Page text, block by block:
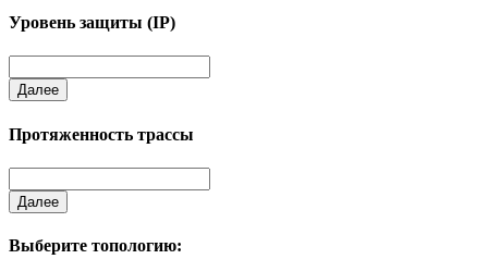
Уровень защиты (IP)
Далее
Протяженность трассы
Далее
Выберите топологию: